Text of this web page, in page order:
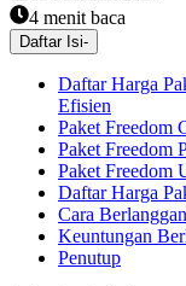
4 menit baca
Daftar Isi-
Daftar Harga
Efisien
Paket Freedom
Paket Freedom
Paket Freedom
Daftar Harga
Cara
Keuntungan
Penutup